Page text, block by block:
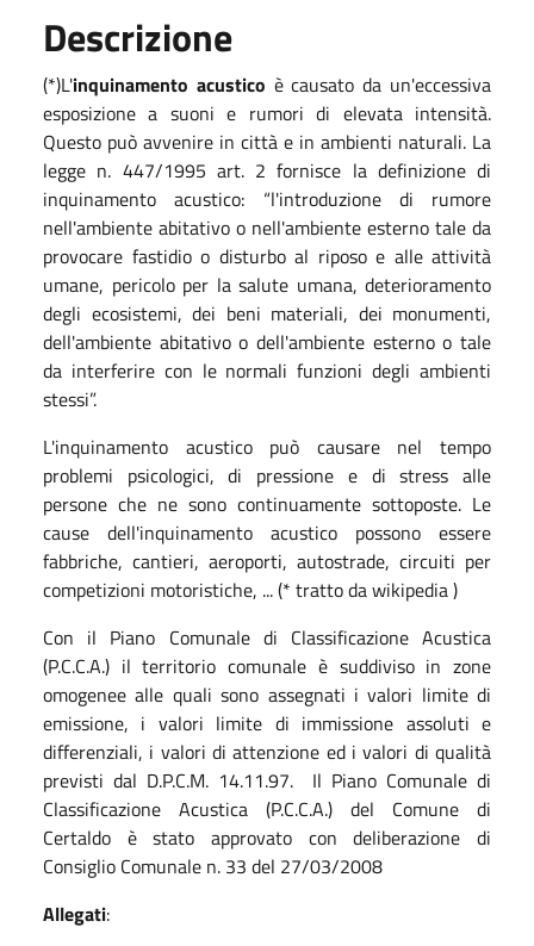
Descrizione
(*)L'inquinamento acustico è causato da un'eccessiva
esposizione a suoni e rumori di elevata intensità.
Questo può avvenire in città e in ambienti naturali. La
legge n. 447/1995 art. 2 fornisce la definizione di
inquinamento acustico: “l'introduzione di rumore
nell'ambiente abitativo o nell'ambiente esterno tale da
provocare fastidio o disturbo al riposo e alle attività
umane, pericolo per la salute umana, deterioramento
degli ecosistemi, dei beni materiali, dei monumenti,
dell'ambiente abitativo o dell'ambiente esterno o tale
da interferire con le normali funzioni degli ambienti
stessi”.
L'inquinamento acustico può causare nel tempo
problemi psicologici, di pressione e di stress alle
persone che ne sono continuamente sottoposte. Le
cause dell'inquinamento acustico possono essere
fabbriche, cantieri, aeroporti, autostrade, circuiti per
competizioni motoristiche, ... (* tratto da wikipedia )
Con il Piano Comunale di Classificazione Acustica
(P.C.C.A.) il territorio comunale è suddiviso in zone
omogenee alle quali sono assegnati i valori limite di
emissione, i valori limite di immissione assoluti e
differenziali, i valori di attenzione ed i valori di qualità
previsti dal D.P.C.M. 14.11.97. Il Piano Comunale di
Classificazione Acustica (P.C.C.A.) del Comune di
Certaldo è stato approvato con deliberazione di
Consiglio Comunale n. 33 del 27/03/2008
Allegati: